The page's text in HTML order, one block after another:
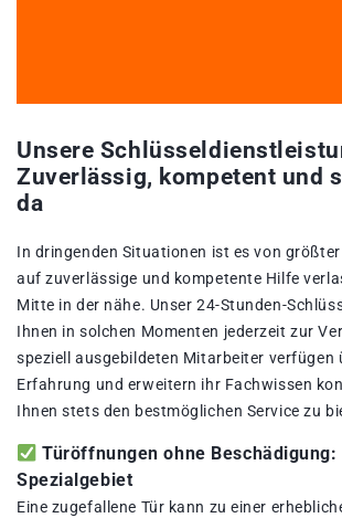
Unsere
Zuverlässig, kompetent und
da
In dringenden Situationen ist es von
auf zuverlässige und kompetente Hilfe
Mitte in der nähe. Unser 24-Stunden-
Ihnen in solchen Momenten jederzeit zur
speziell ausgebildeten Mitarbeiter verfügen
Erfahrung und erweitern ihr Fachwissen
Ihnen stets den bestmöglichen Service zu
Türöffnungen ohne Beschädigung:
Spezialgebiet
Eine zugefallene Tür kann zu einer